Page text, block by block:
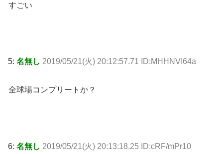
すごい
5: 名無し 2019/05/21(火) 20:12:57.71 ID:MHHNVI64a
全球場コンプリートか？
6: 名無し 2019/05/21(火) 20:13:18.25 ID:cRF/mPr10